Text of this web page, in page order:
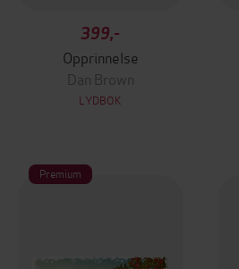
399,-
Opprinnelse
Dan Brown
LYDBOK
Premium